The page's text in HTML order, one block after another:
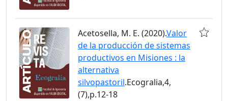
Acetosella, M. E. (2020).Valor
de la producción de sistemas
productivos en Misiones : la
alternativa
silvopastoril.Ecogralia,4,
(7),p.12-18